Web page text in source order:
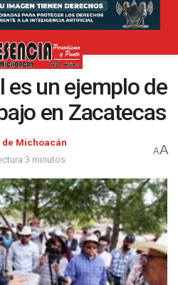
es un ejemplo de
en Zacatecas
Michoacán
minutos
AA